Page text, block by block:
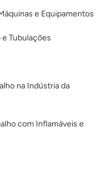
e Equipamentos
e Tubulações
na Indústria da
com Inflamáveis e